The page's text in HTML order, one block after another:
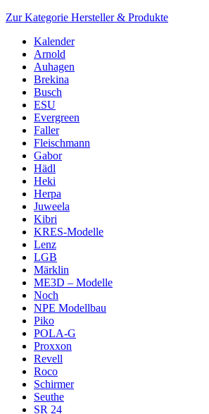
Zur Kategorie Hersteller & Produkte
Kalender
Arnold
Auhagen
Brekina
Busch
ESU
Evergreen
Faller
Fleischmann
Gabor
Hädl
Heki
Herpa
Juweela
Kibri
KRES-Modelle
Lenz
LGB
Märklin
ME3D – Modelle
Noch
NPE Modellbau
Piko
POLA-G
Proxxon
Revell
Roco
Schirmer
Seuthe
SR 24